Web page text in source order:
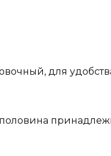
для